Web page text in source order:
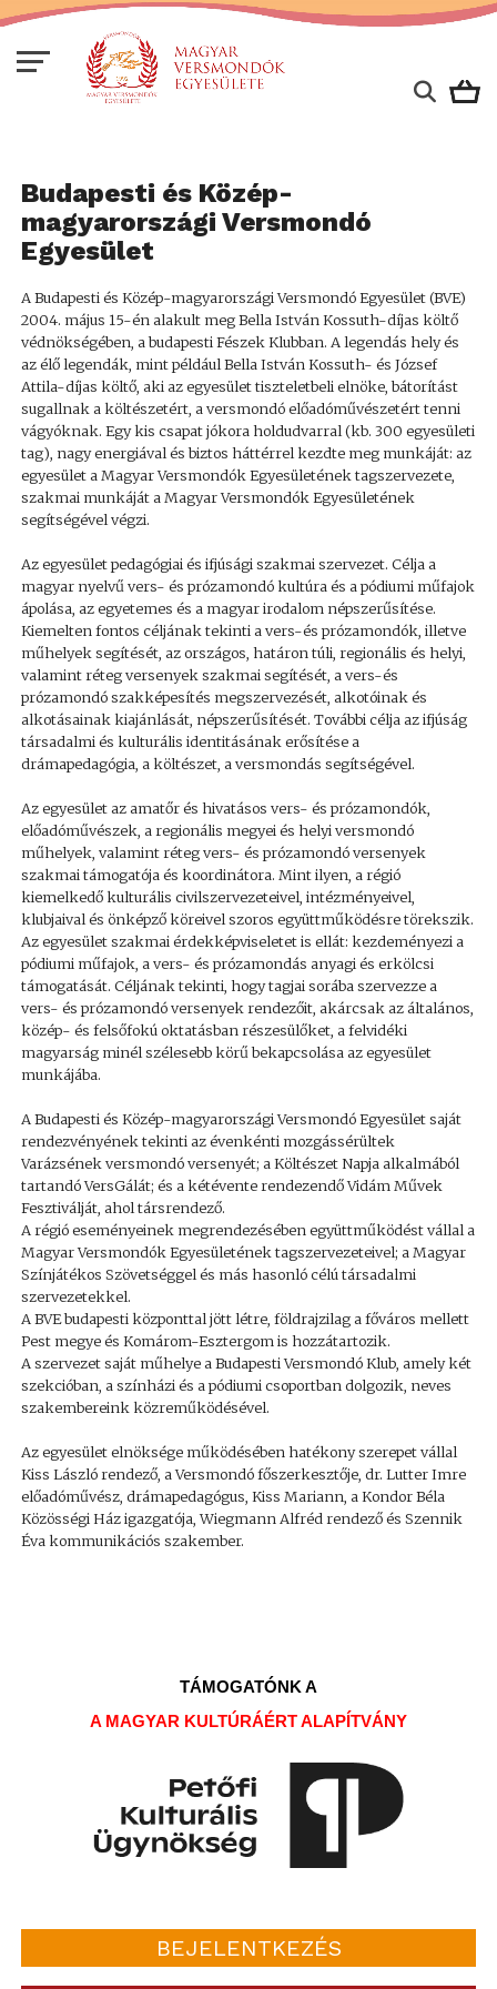
Budapesti és Közép-
magyarországi Versmondó
Egyesület
A Budapesti és Közép-magyarországi Versmondó Egyesület (BVE)
2004. május 15-én alakult meg Bella István Kossuth-díjas költő
védnökségében, a budapesti Fészek Klubban. A legendás hely és
az élő legendák, mint például Bella István Kossuth- és József
Attila-díjas költő, aki az egyesület tiszteletbeli elnöke, bátorítást
sugallnak a költészetért, a versmondó előadóművészetért tenni
vágyóknak. Egy kis csapat jókora holdudvarral (kb. 300 egyesületi
tag), nagy energiával és biztos háttérrel kezdte meg munkáját: az
egyesület a Magyar Versmondók Egyesületének tagszervezete,
szakmai munkáját a Magyar Versmondók Egyesületének
segítségével végzi.
Az egyesület pedagógiai és ifjúsági szakmai szervezet. Célja a
magyar nyelvű vers- és prózamondó kultúra és a pódiumi műfajok
ápolása, az egyetemes és a magyar irodalom népszerűsítése.
Kiemelten fontos céljának tekinti a vers-és prózamondók, illetve
műhelyek segítését, az országos, határon túli, regionális és helyi,
valamint réteg versenyek szakmai segítését, a vers-és
prózamondó szakképesítés megszervezését, alkotóinak és
alkotásainak kiajánlását, népszerűsítését. További célja az ifjúság
társadalmi és kulturális identitásának erősítése a
drámapedagógia, a költészet, a versmondás segítségével.
Az egyesület az amatőr és hivatásos vers- és prózamondók,
előadóművészek, a regionális megyei és helyi versmondó
műhelyek, valamint réteg vers- és prózamondó versenyek
szakmai támogatója és koordinátora. Mint ilyen, a régió
kiemelkedő kulturális civilszervezeteivel, intézményeivel,
klubjaival és önképző köreivel szoros együttműködésre törekszik.
Az egyesület szakmai érdekképviseletet is ellát: kezdeményezi a
pódiumi műfajok, a vers- és prózamondás anyagi és erkölcsi
támogatását. Céljának tekinti, hogy tagjai sorába szervezze a
vers- és prózamondó versenyek rendezőit, akárcsak az általános,
közép- és felsőfokú oktatásban részesülőket, a felvidéki
magyarság minél szélesebb körű bekapcsolása az egyesület
munkájába.
A Budapesti és Közép-magyarországi Versmondó Egyesület saját
rendezvényének tekinti az évenkénti mozgássérültek
Varázsének versmondó versenyét; a Költészet Napja alkalmából
tartandó VersGálát; és a kétévente rendezendő Vidám Művek
Fesztiválját, ahol társrendező.
A régió eseményeinek megrendezésében együttműködést vállal a
Magyar Versmondók Egyesületének tagszervezeteivel; a Magyar
Színjátékos Szövetséggel és más hasonló célú társadalmi
szervezetekkel.
A BVE budapesti központtal jött létre, földrajzilag a főváros mellett
Pest megye és Komárom-Esztergom is hozzátartozik.
A szervezet saját műhelye a Budapesti Versmondó Klub, amely két
szekcióban, a színházi és a pódiumi csoportban dolgozik, neves
szakembereink közreműködésével.
Az egyesület elnöksége működésében hatékony szerepet vállal
Kiss László rendező, a Versmondó főszerkesztője, dr. Lutter Imre
előadóművész, drámapedagógus, Kiss Mariann, a Kondor Béla
Közösségi Ház igazgatója, Wiegmann Alfréd rendező és Szennik
Éva kommunikációs szakember.
TÁMOGATÓNK A
A MAGYAR KULTÚRÁÉRT ALAPÍTVÁNY
BEJELENTKEZÉS